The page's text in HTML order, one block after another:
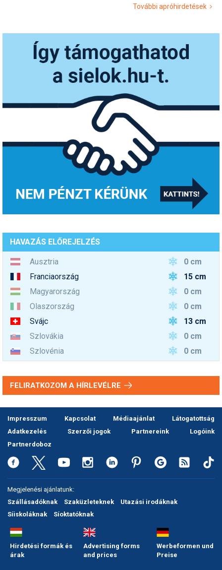
További apróhirdetések
HAVAZÁS ELŐREJELZÉS
Ausztria
0 cm
Franciaország
15 cm
Magyarország
0 cm
Olaszország
0 cm
Svájc
13 cm
Szlovákia
0 cm
Szlovénia
0 cm
FELIRATKOZOM A HÍRLEVÉLRE
Impresszum Kapcsolat Médiaajánlat
Látogatottság
Adatkezelés
Szerzői jogok Partnereink
Logóink
Partnerdoboz
Megjelenési ajánlatunk:
Szállásadóknak
Szaküzleteknek
Utazási irodáknak
Síiskoláknak
Síoktatóknak
Hirdetési formák és
árak
Advertising forms
and prices
Werbeformen und
Preise